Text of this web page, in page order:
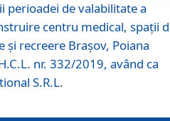
perioadei de valabilitate a
centru medical, spații
și recreere Brașov, Poiana
nr. 332/2019, având ca
S.R.L.